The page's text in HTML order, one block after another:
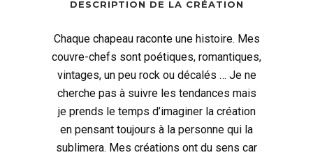
DESCRIPTION DE LA CRÉATION
Chaque chapeau raconte une histoire. Mes
couvre-chefs sont poétiques, romantiques,
vintages, un peu rock ou décalés … Je ne
cherche pas à suivre les tendances mais
je prends le temps d’imaginer la création
en pensant toujours à la personne qui la
sublimera. Mes créations ont du sens car